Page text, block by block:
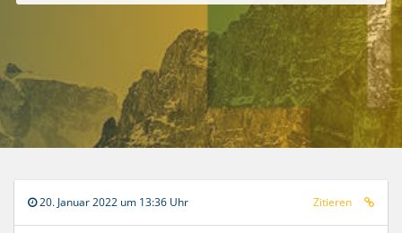
20. Januar 2022 um 13:36 Uhr Zitieren